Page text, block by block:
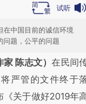
试听
在中国目前的诚信环境
问题，公平的问题
段话：本文由第三
新文
家 陈志文）在民间
严管的文件终于
《关于做好2019年